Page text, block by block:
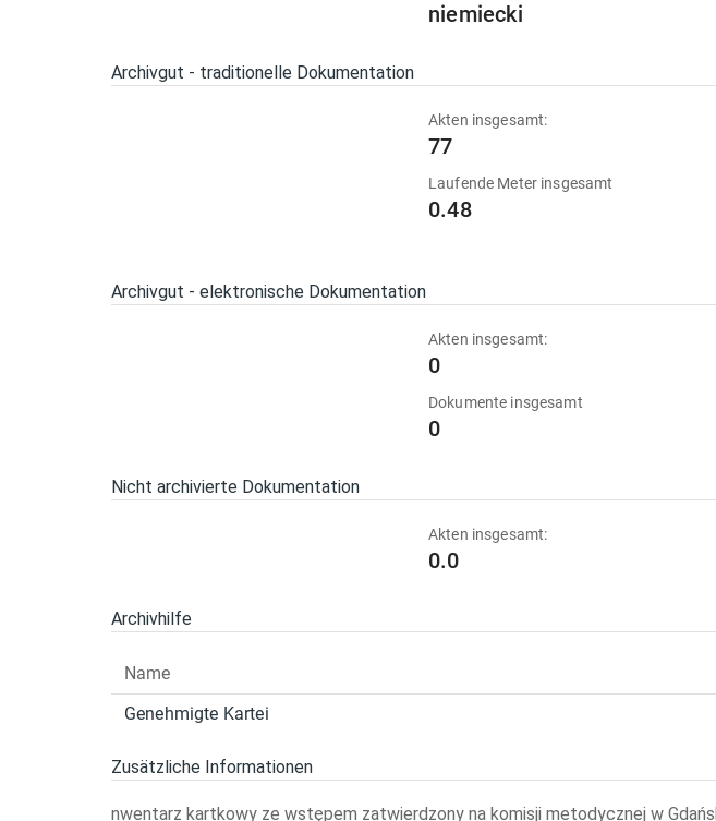
niemiecki
Archivgut - traditionelle Dokumentation
Akten insgesamt:
77
Laufende Meter insgesamt
0.48
Archivgut - elektronische Dokumentation
Akten insgesamt:
0
Dokumente insgesamt
0
Nicht archivierte Dokumentation
Akten insgesamt:
0.0
Archivhilfe
Name
Genehmigte Kartei
Zusätzliche Informationen
nwentarz kartkowy ze wstępem zatwierdzony na komisji metodycznej w